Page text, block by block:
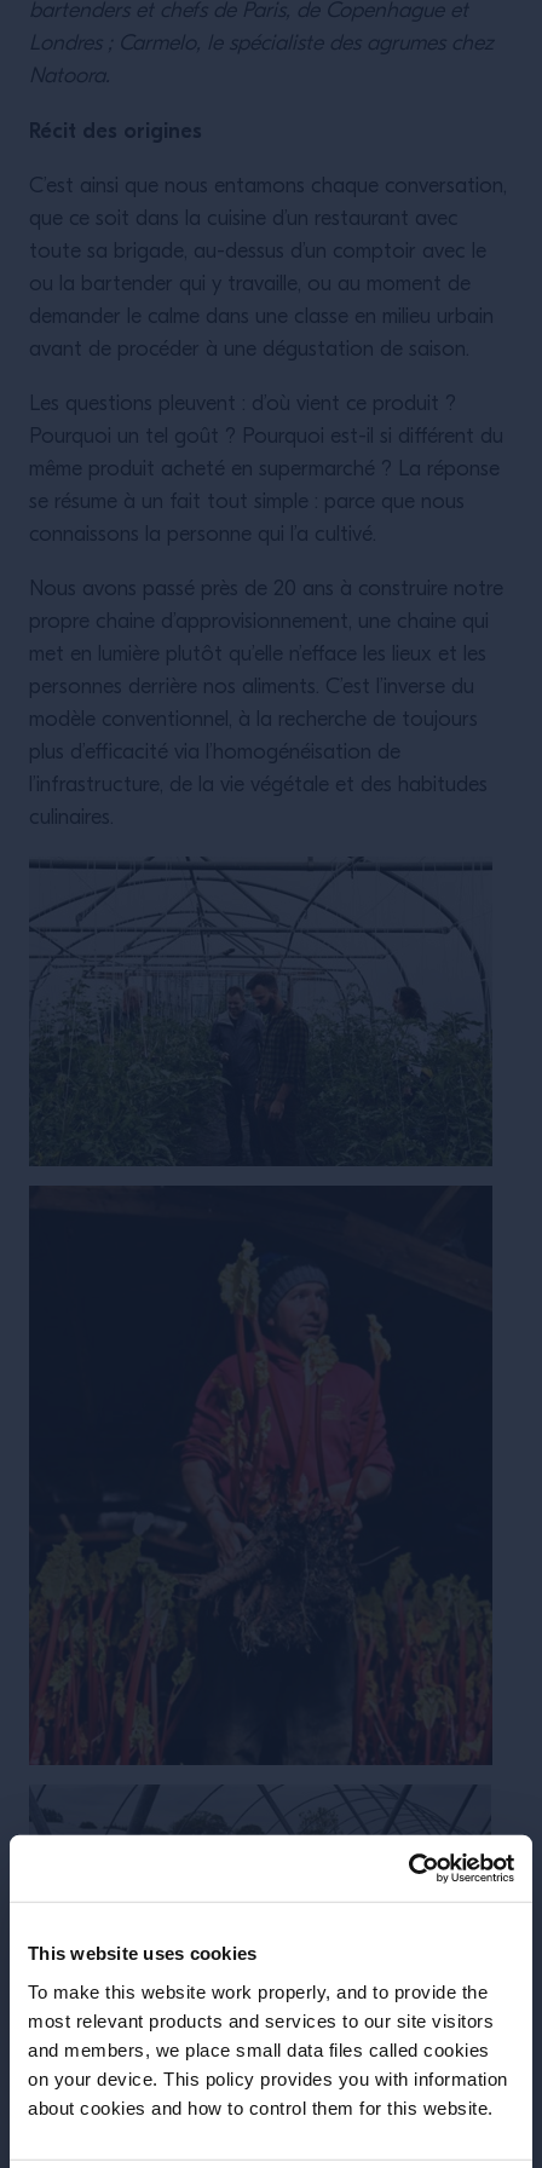
This website uses cookies
To make this website work properly, and to provide the
most relevant products and services to our site visitors
and members, we place small data files called cookies
on your device. This policy provides you with information
about cookies and how to control them for this website.
Avez-vous l'âge légal pour boire de l'alcool?
bartenders et chefs de Paris, de Copenhague et
Londres ; Carmelo, le spécialiste des agrumes chez
Natoora.
Récit des origines
C’est ainsi que nous entamons chaque conversation,
que ce soit dans la cuisine d’un restaurant avec
toute sa brigade, au-dessus d’un comptoir avec le
ou la bartender qui y travaille, ou au moment de
demander le calme dans une classe en milieu urbain
avant de procéder à une dégustation de saison.
Les questions pleuvent : d’où vient ce produit ?
Pourquoi un tel goût ? Pourquoi est-il si différent du
même produit acheté en supermarché ? La réponse
se résume à un fait tout simple : parce que nous
connaissons la personne qui l’a cultivé.
Nous avons passé près de 20 ans à construire notre
propre chaine d’approvisionnement, une chaine qui
met en lumière plutôt qu’elle n’efface les lieux et les
personnes derrière nos aliments. C’est l’inverse du
modèle conventionnel, à la recherche de toujours
plus d’efficacité via l’homogénéisation de
l’infrastructure, de la vie végétale et des habitudes
culinaires.
d’approvisionnement chez Duncan, cultivateur